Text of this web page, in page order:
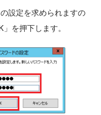
設定を求められますの
を押下します。